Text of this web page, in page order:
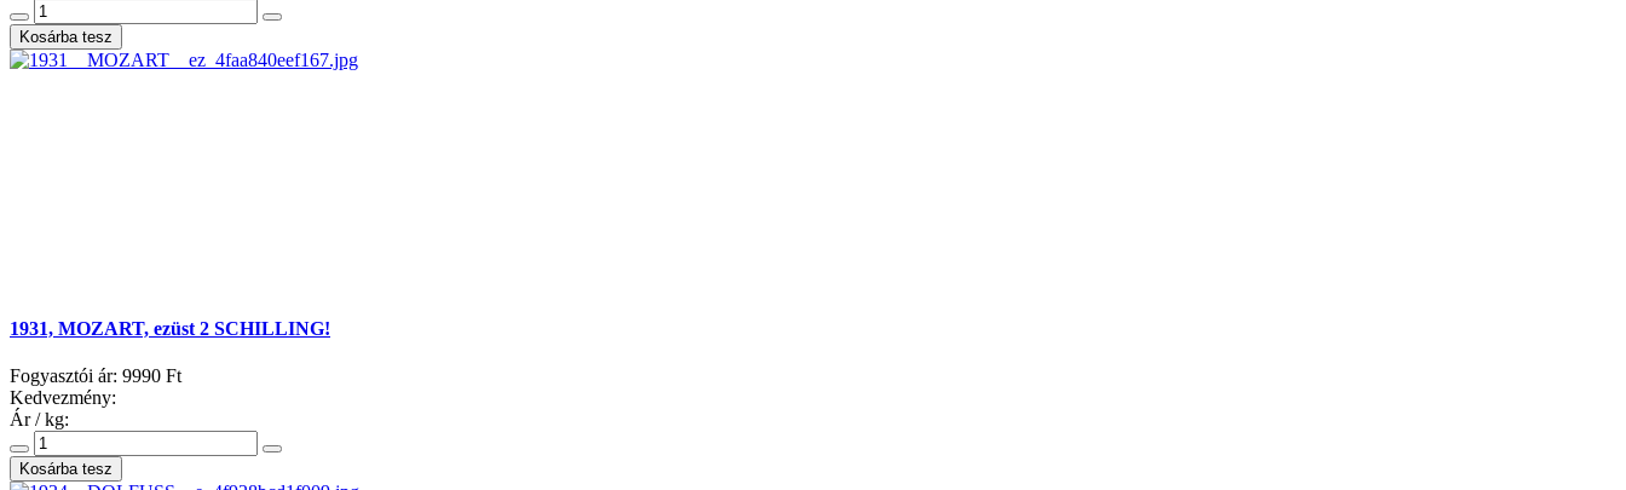
1931, MOZART, ezüst 2 SCHILLING!
Fogyasztói ár: 9990 Ft
Kedvezmény:
Ár / kg: